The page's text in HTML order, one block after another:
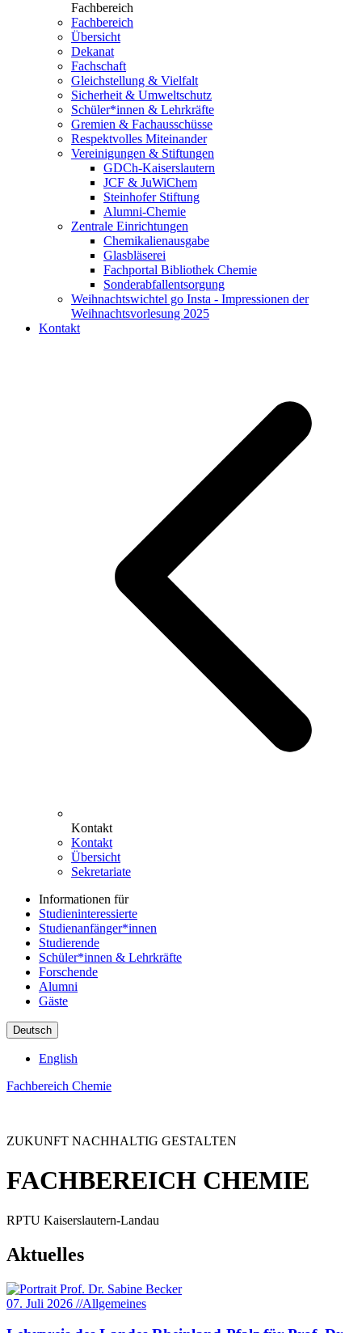
Fachbereich
Fachbereich
Übersicht
Dekanat
Fachschaft
Gleichstellung & Vielfalt
Sicherheit & Umweltschutz
Schüler*innen & Lehrkräfte
Gremien & Fachausschüsse
Respektvolles Miteinander
Vereinigungen & Stiftungen
GDCh-Kaiserslautern
JCF & JuWiChem
Steinhofer Stiftung
Alumni-Chemie
Zentrale Einrichtungen
Chemikalienausgabe
Glasbläserei
Fachportal Bibliothek Chemie
Sonderabfallentsorgung
Weihnachtswichtel go Insta - Impressionen der
Weihnachtsvorlesung 2025
Kontakt
Kontakt
Kontakt
Übersicht
Sekretariate
Informationen für
Studieninteressierte
Studienanfänger*innen
Studierende
Schüler*innen & Lehrkräfte
Forschende
Alumni
Gäste
Deutsch
English
Fachbereich Chemie
ZUKUNFT NACHHALTIG GESTALTEN
FACHBEREICH CHEMIE
RPTU Kaiserslautern-Landau
Aktuelles
07. Juli 2026 //Allgemeines